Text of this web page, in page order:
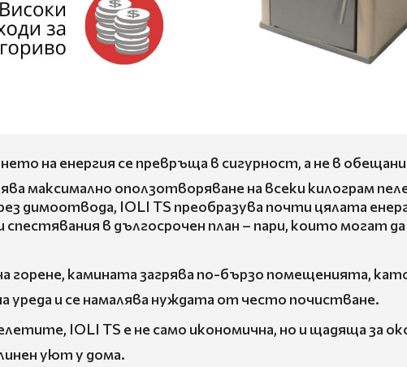
на енергия се превръща в сигурност, а не в
максимално оползотворяване на всеки килограм
димоотвода, IOLI TS преобразува почти цялата
спестявания в дългосрочен план – пари, които
горене, камината загрява по-бързо помещенията,
уреда и се намалява нуждата от често почистване.
IOLI TS е не само икономична, но и щадяща за
уют у дома.